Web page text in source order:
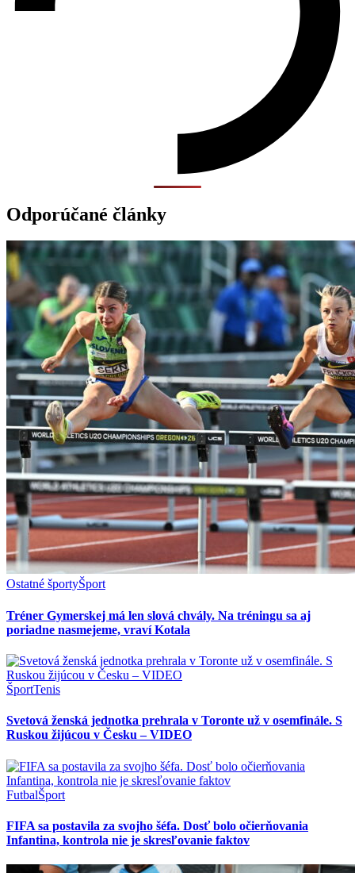
Odporúčané články
Ostatné športyŠport
Tréner Gymerskej má len slová chvály. Na tréningu sa aj
poriadne nasmejeme, vraví Kotala
ŠportTenis
Svetová ženská jednotka prehrala v Toronte už v osemfinále. S
Ruskou žijúcou v Česku – VIDEO
FutbalŠport
FIFA sa postavila za svojho šéfa. Dosť bolo očierňovania
Infantina, kontrola nie je skresľovanie faktov